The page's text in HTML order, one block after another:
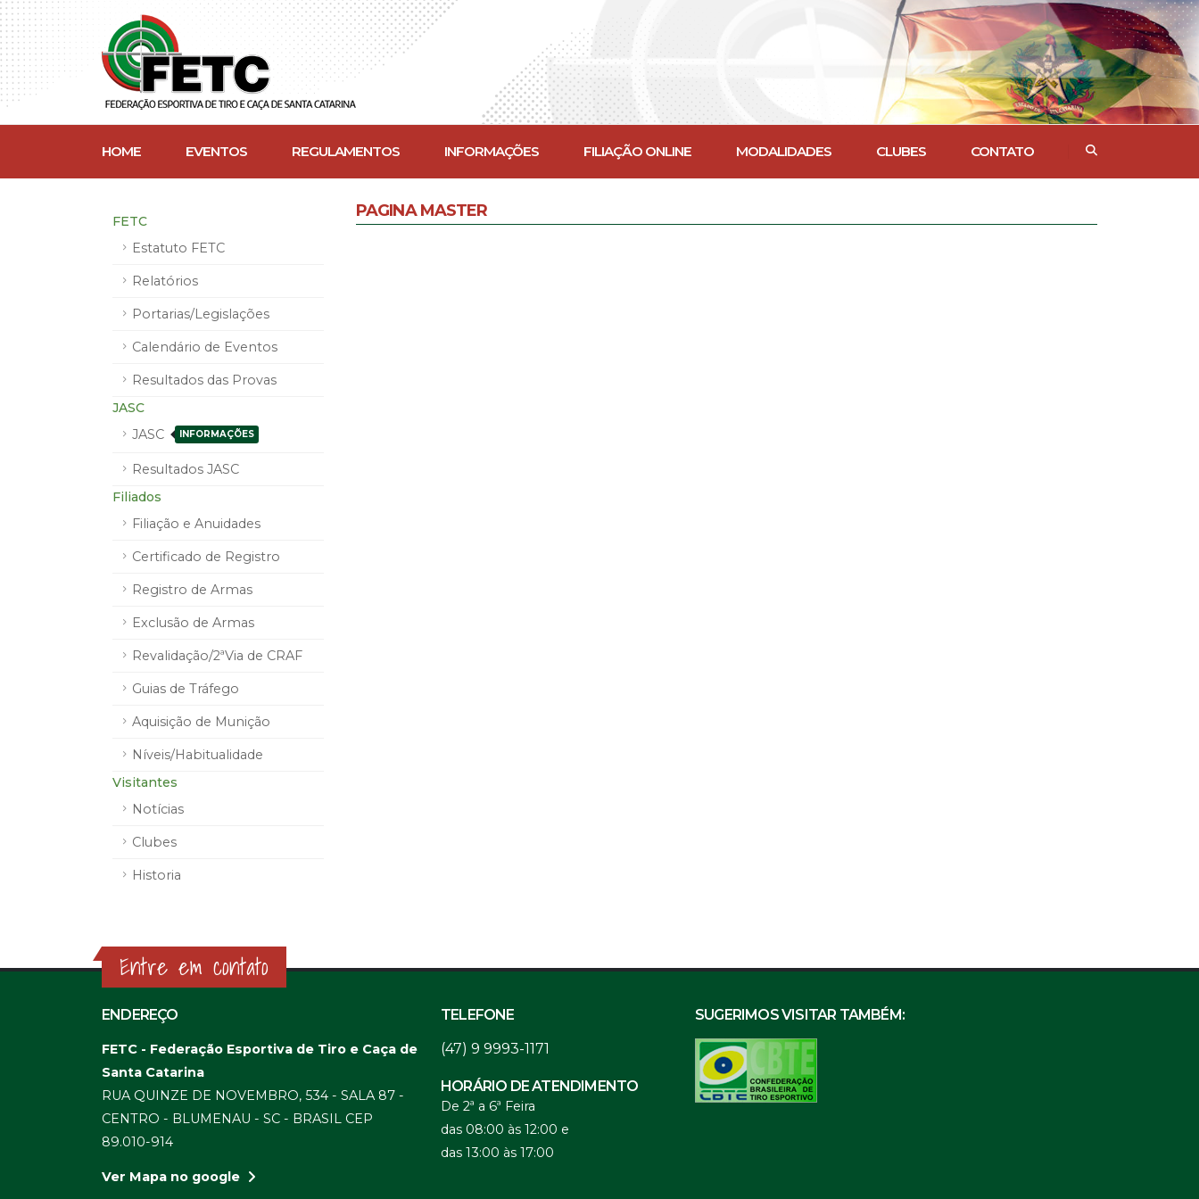
HOME EVENTOS REGULAMENTOS INFORMAÇÕES FILIAÇÃO ONLINE MODALIDADES CLUBES CONTATO
FETC
Estatuto FETC
Relatórios
Portarias/Legislações
Calendário de Eventos
Resultados das Provas
JASC
JASC
INFORMAÇÕES
Resultados JASC
Filiados
Filiação e Anuidades
Certificado de Registro
Registro de Armas
Exclusão de Armas
Revalidação/2ªVia de CRAF
Guias de Tráfego
Aquisição de Munição
Níveis/Habitualidade
Visitantes
Notícias
Clubes
Historia
PAGINA MASTER
Entre em contato
ENDEREÇO
FETC - Federação Esportiva de Tiro e Caça de
Santa Catarina
RUA QUINZE DE NOVEMBRO, 534 - SALA 87 -
CENTRO - BLUMENAU - SC - BRASIL CEP
89.010-914
Ver Mapa no google
TELEFONE
(47) 9 9993-1171
HORÁRIO DE ATENDIMENTO
De 2ª a 6ª Feira
das 08:00 às 12:00 e
das 13:00 às 17:00
SUGERIMOS VISITAR TAMBÉM: